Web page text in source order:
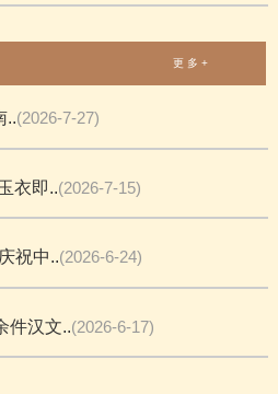
更 多 +
..(2026-7-27)
衣即..(2026-7-15)
祝中..(2026-6-24)
件汉文..(2026-6-17)